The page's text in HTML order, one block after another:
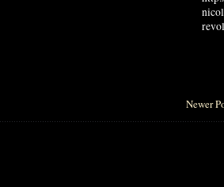
Newer